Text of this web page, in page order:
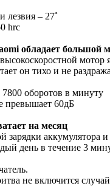
лезвия – 27˚
hrc
обладает большой
мотор
он тихо и не
оборотов в минуту
превышает 60дБ
на месяц
зарядки аккумулятора и
день в течение 3
не включится